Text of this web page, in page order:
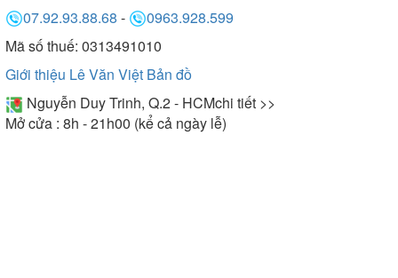
07.92.93.88.68 -
0963.928.599
Mã số thuế: 0313491010
Giới thiệu Lê Văn Việt Bản đồ
Nguyễn Duy Trinh, Q.2 - HCMchi tiết >>
Mở cửa : 8h - 21h00 (kể cả ngày lễ)